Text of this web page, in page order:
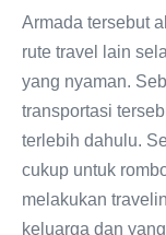
Armada tersebut
rute travel lain
yang nyaman.
transportasi
terlebih dahulu.
cukup untuk
melakukan
keluarga dan